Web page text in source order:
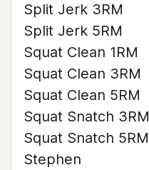
Split Jerk 3RM
Split Jerk 5RM
Squat Clean 1RM
Squat Clean 3RM
Squat Clean 5RM
Squat Snatch 3RM
Squat Snatch 5RM
Stephen